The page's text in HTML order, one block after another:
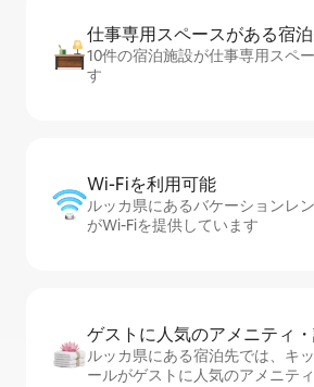
仕事専用ス⁠ペ⁠ー⁠スがあ⁠る宿⁠
10件の宿泊施設が仕事専用スペ
す
Wi-Fiを利⁠用⁠可⁠能
ルッカ県にあるバケーションレ
がWi-Fiを提供しています
ゲストに人⁠気⁠のア⁠メ⁠ニ⁠テ⁠ィ
ルッカ県にある宿泊先では、キ
ールがゲストに人気のアメニテ